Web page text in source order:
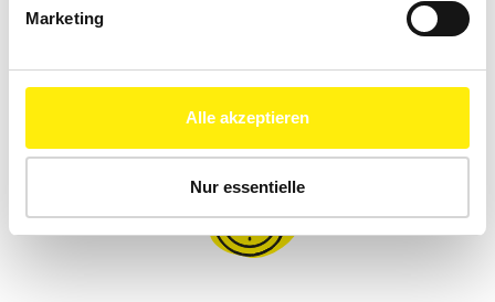
Marketing
Alle akzeptieren
Nur essentielle
Schnelle und nachhaltige Hilfe bei Rückenschmerzen.